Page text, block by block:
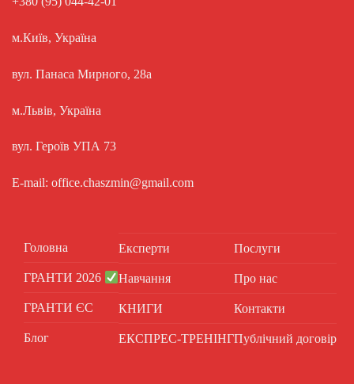
м.Київ, Україна
вул. Панаса Мирного, 28а
м.Львів, Україна
вул. Героїв УПА 73
E-mail: office.chaszmin@gmail.com
Головна
ГРАНТИ 2026
ГРАНТИ ЄС
Блог
Експерти
Навчання
КНИГИ
ЕКСПРЕС-ТРЕНІНГ
Послуги
Про нас
Контакти
Публічний договір